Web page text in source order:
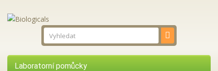
Laboratorní pomůcky